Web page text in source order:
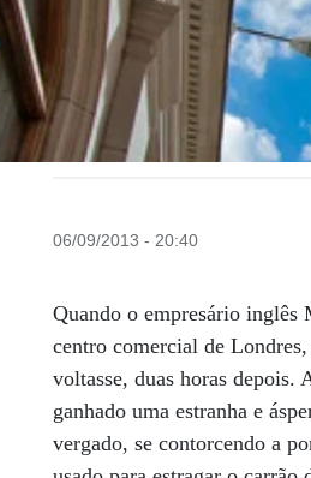
06/09/2013 - 20:40
Quando o empresário inglês
centro comercial de
voltasse, duas horas
ganhado uma estranha e
vergado, se contorcendo a